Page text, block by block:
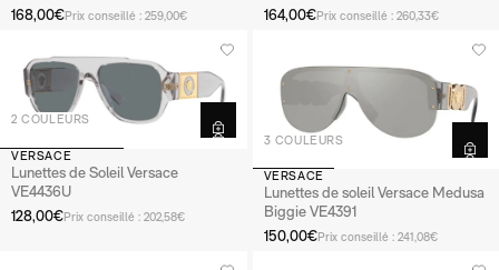
168,00€Prix conseillé : 259,00€
164,00€Prix conseillé : 260,33€
2 COULEURS
VERSACE
Lunettes de Soleil Versace
VE4436U
128,00€Prix conseillé : 202,58€
3 COULEURS
VERSACE
Lunettes de soleil Versace Medusa
Biggie VE4391
150,00€Prix conseillé : 241,08€